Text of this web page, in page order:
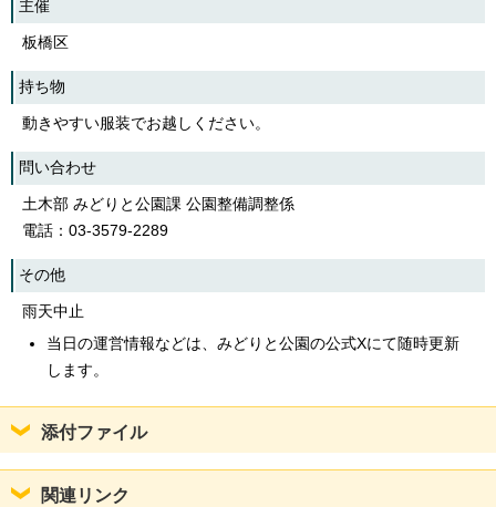
主催
板橋区
持ち物
動きやすい服装でお越しください。
問い合わせ
土木部 みどりと公園課 公園整備調整係
電話：03-3579-2289
その他
雨天中止
当日の運営情報などは、みどりと公園の公式Xにて随時更新
します。
添付ファイル
関連リンク